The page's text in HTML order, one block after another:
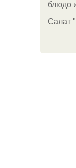
блюдо
Салат